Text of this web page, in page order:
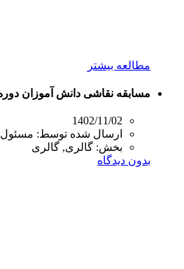
مطالعه بیشتر
مسابقه نقاشی دانش آموزان
1402/11/02
ارسال شده توسط:
بخش: گالری, گالری
بدون دیدگاه